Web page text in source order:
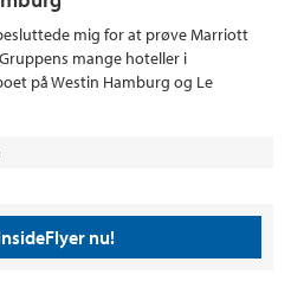
mig for at prøve Marriott
mange hoteller i
på Westin Hamburg og Le
nu!